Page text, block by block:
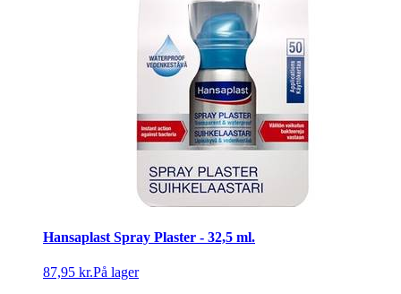
Hansaplast Spray Plaster - 32,5 ml.
87,95 kr.På lager